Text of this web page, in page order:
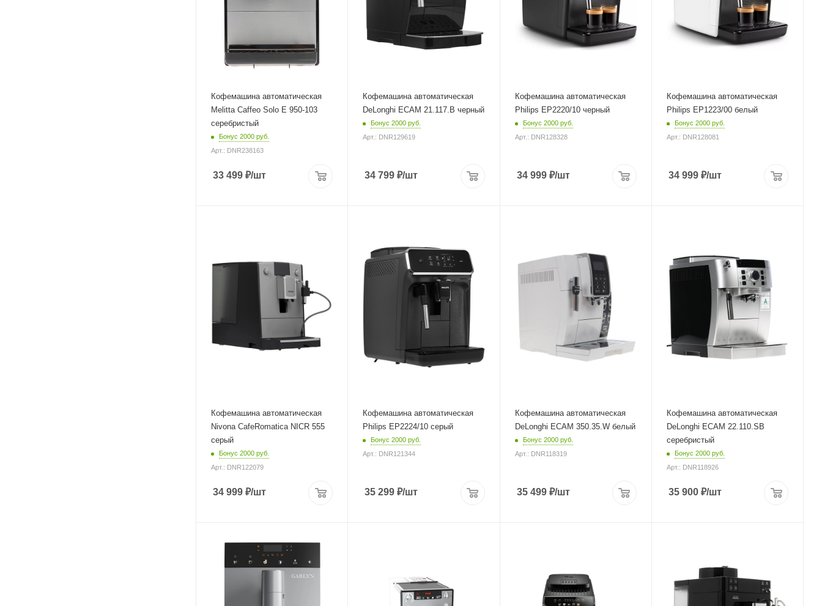
Кофемашина автоматическая
Melitta Caffeo Solo Е 950-103
серебристый
Бонус 2000 руб.
Арт.: DNR238163
33 499 ₽/шт
Кофемашина автоматическая
DeLonghi ECAM 21.117.B черный
Бонус 2000 руб.
Арт.: DNR129619
34 799 ₽/шт
1 м
Глубина
43.3 см
Кофемашина автоматическая
Philips EP2220/10 черный
Бонус 2000 руб.
Арт.: DNR128328
34 999₽/шт
Кофемашина автоматическая
Philips EP1223/00 белый
Бонус 2000 руб.
Арт.: DNR128081
34 999₽/шт
от сети
Длина сетевого шнура
1.1 м
Кофемашина автоматическая
Nivona CafeRomatica NICR 555
серый
Бонус 2000 руб.
Арт.: DNR122079
34 999 ₽/шт
Питание
от сети
Глубина
43.3 см
Кофемашина автоматическая
Philips EP2224/10 серый
Бонус 2000 руб.
Арт.: DNR121344
35 299 ₽/шт
от сети
Мощность
Длина сетевого шнура
Глубина
42.9 см
Кофемашина автоматическая
DeLonghi ECAM 350.35.W белый
Бонус 2000 руб.
Арт.: DNR118319
35 499₽/шт
от сети
Мощность
1450 Вт
Длина сетевого шнура
1.15 м
Глубина
43 см
Кофемашина автоматическая
DeLonghi ECAM 22.110.SB
серебристый
Бонус 2000 руб.
Арт.: DNR118926
35 900₽/шт
Материал корпуса
Мощность
Мощность
от сети